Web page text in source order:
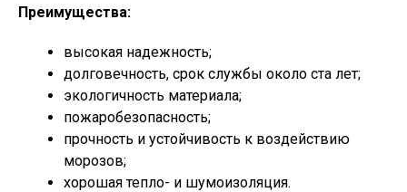
Преимущества:
высокая надежность;
долговечность, срок службы около ста лет;
экологичность материала;
пожаробезопасность;
прочность и устойчивость к воздействию
морозов;
хорошая тепло- и шумоизоляция.